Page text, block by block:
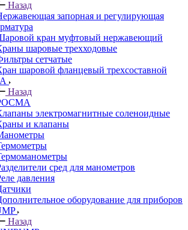
Назад
запорная и регулирующая
кран муфтовый нержавеющий
шаровые трехходовые
сетчатые
шаровой фланцевый трехсоставной
Назад
электромагнитные соленоидные
и клапаны
сред для манометров
давления
оборудование для приборов
Назад